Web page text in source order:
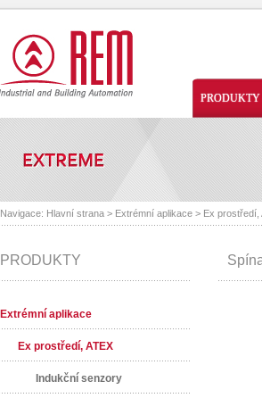
PRODUKTY
Navigace: Hlavní strana> Extrémní aplikace> Ex prostředí,
PRODUKTY
Extrémní aplikace
Ex prostředí, ATEX
Indukční senzory